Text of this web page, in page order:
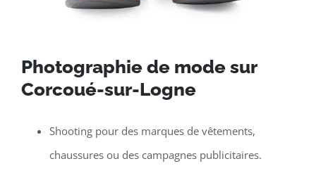
Photographie de mode sur
Corcoué-sur-Logne
Shooting pour des marques de vêtements,
chaussures ou des campagnes publicitaires.